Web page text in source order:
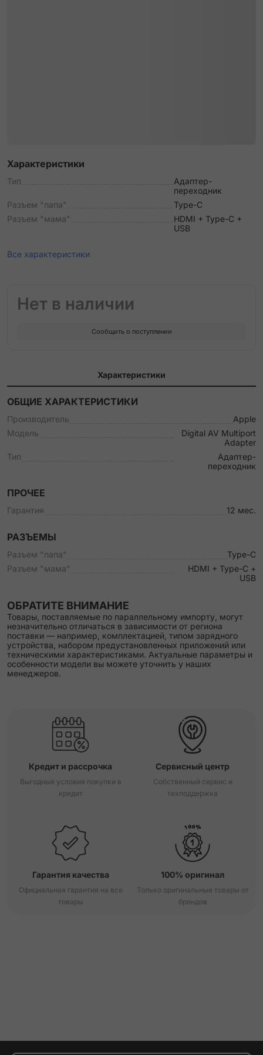
Характеристики
Тип
Адаптер-
переходник
Разъем "папа"
Type-C
Разъем "мама"
HDMI + Type-C +
USB
Все характеристики
Нет в наличии
Сообщить о поступлении
Характеристики
ОБЩИЕ ХАРАКТЕРИСТИКИ
Производитель
Apple
Модель
Digital AV Multiport
Adapter
Тип
Адаптер-
переходник
ПРОЧЕЕ
Гарантия 12 мес.
РАЗЪЕМЫ
Разъем "папа"
Type-C
Разъем "мама"
HDMI + Type-C +
USB
ОБРАТИТЕ ВНИМАНИЕ
Товары, поставляемые по параллельному импорту, могут
незначительно отличаться в зависимости от региона
поставки — например, комплектацией, типом зарядного
устройства, набором предустановленных приложений или
техническими характеристиками. Актуальные параметры и
особенности модели вы можете уточнить у наших
менеджеров.
Кредит и рассрочка
Выгодные условия покупки в
кредит
Сервисный центр
Собственный сервис и
техподдержка
Гарантия качества
Официальная гарантия на все
товары
100% оригинал
Только оригинальные товары от
брендов